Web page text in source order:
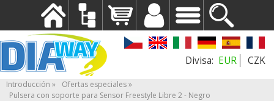
EUR CZK
Introducción
Ofertas especiales
Pulsera con soporte para Sensor Freestyle Libre 2 - Negro